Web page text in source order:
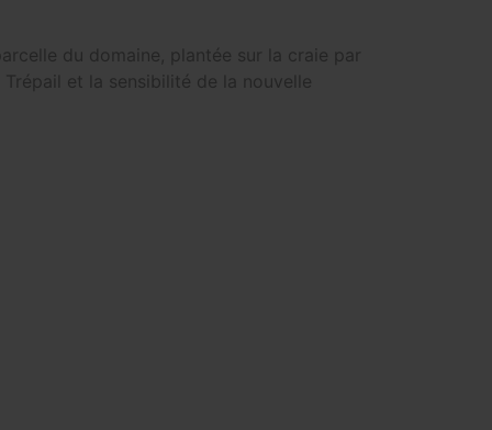
du domaine, plantée sur la craie par
et la sensibilité de la nouvelle